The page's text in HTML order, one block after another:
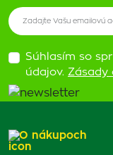
Súhlasím so
údajov. Zásady
O nákupoch